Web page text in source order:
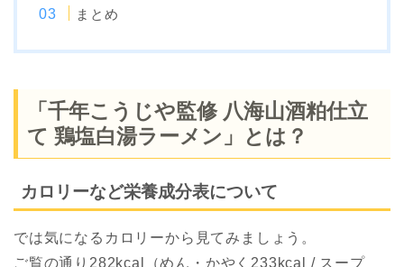
まとめ
「千年こうじや監修 八海山酒粕仕立
て 鶏塩白湯ラーメン」とは？
カロリーなど栄養成分表について
では気になるカロリーから見てみましょう。
ご覧の通り282kcal（めん・かやく233kcal / スープ